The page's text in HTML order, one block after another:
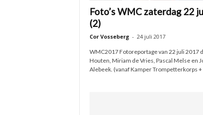
Foto’s WMC zaterdag 22
(2)
Cor Vosseberg - 24 juli 2017
WMC2017 Fotoreportage van 22 juli 2017
Houten, Miriam de Vries, Pascal Melse en
Alebeek. (vanaf Kamper Trompetterkorps